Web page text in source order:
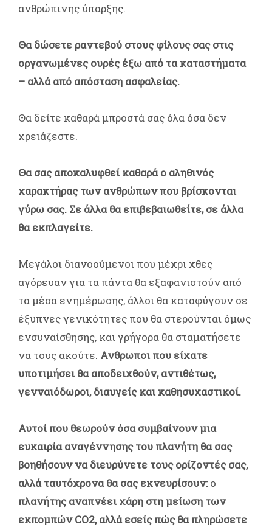
ανθρώπινης ύπαρξης.
Θα δώσετε ραντεβού στους φίλους σας στις
οργανωμένες ουρές έξω από τα καταστήματα
– αλλά από απόσταση ασφαλείας.
Θα δείτε καθαρά μπροστά σας όλα όσα δεν
χρειάζεστε.
Θα σας αποκαλυφθεί καθαρά ο αληθινός
χαρακτήρας των ανθρώπων που βρίσκονται
γύρω σας. Σε άλλα θα επιβεβαιωθείτε, σε άλλα
θα εκπλαγείτε.
Μεγάλοι διανοούμενοι που μέχρι χθες
αγόρευαν για τα πάντα θα εξαφανιστούν από
τα μέσα ενημέρωσης, άλλοι θα καταφύγουν σε
έξυπνες γενικότητες που θα στερούνται όμως
ενσυναίσθησης, και γρήγορα θα σταματήσετε
να τους ακούτε. Ανθρωποι που είχατε
υποτιμήσει θα αποδειχθούν, αντιθέτως,
γενναιόδωροι, διαυγείς και καθησυχαστικοί.
Αυτοί που θεωρούν όσα συμβαίνουν μια
ευκαιρία αναγέννησης του πλανήτη θα σας
βοηθήσουν να διευρύνετε τους ορίζοντές σας,
αλλά ταυτόχρονα θα σας εκνευρίσουν:ο
πλανήτης αναπνέει χάρη στη μείωση των
εκπομπών CO2, αλλά εσείς πώς θα πληρώσετε